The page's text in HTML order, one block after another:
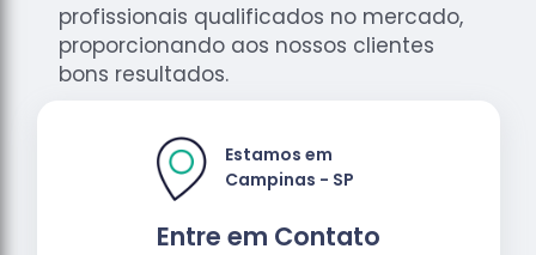
profissionais qualificados no mercado,
proporcionando aos nossos clientes
bons resultados.
Entre em Contato
Estamos em
Campinas - SP